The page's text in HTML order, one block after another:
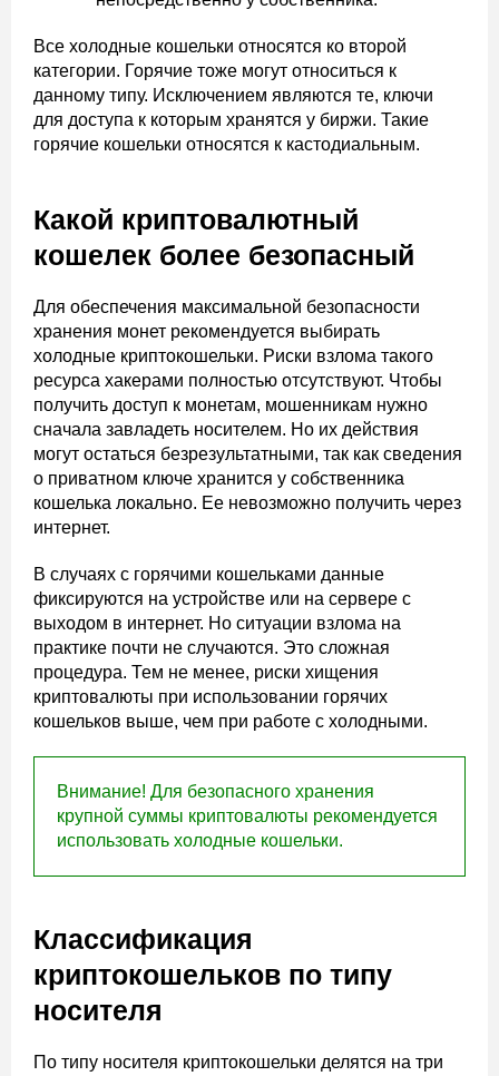
Все холодные кошельки относятся ко второй
категории. Горячие тоже могут относиться к
данному типу. Исключением являются те, ключи
для доступа к которым хранятся у биржи. Такие
горячие кошельки относятся к кастодиальным.
Какой криптовалютный
кошелек более безопасный
Для обеспечения максимальной безопасности
хранения монет рекомендуется выбирать
холодные криптокошельки. Риски взлома такого
ресурса хакерами полностью отсутствуют. Чтобы
получить доступ к монетам, мошенникам нужно
сначала завладеть носителем. Но их действия
могут остаться безрезультатными, так как сведения
о приватном ключе хранится у собственника
кошелька локально. Ее невозможно получить через
интернет.
В случаях с горячими кошельками данные
фиксируются на устройстве или на сервере с
выходом в интернет. Но ситуации взлома на
практике почти не случаются. Это сложная
процедура. Тем не менее, риски хищения
криптовалюты при использовании горячих
кошельков выше, чем при работе с холодными.
Внимание! Для безопасного хранения
крупной суммы криптовалюты рекомендуется
использовать холодные кошельки.
Классификация
криптокошельков по типу
носителя
По типу носителя криптокошельки делятся на три